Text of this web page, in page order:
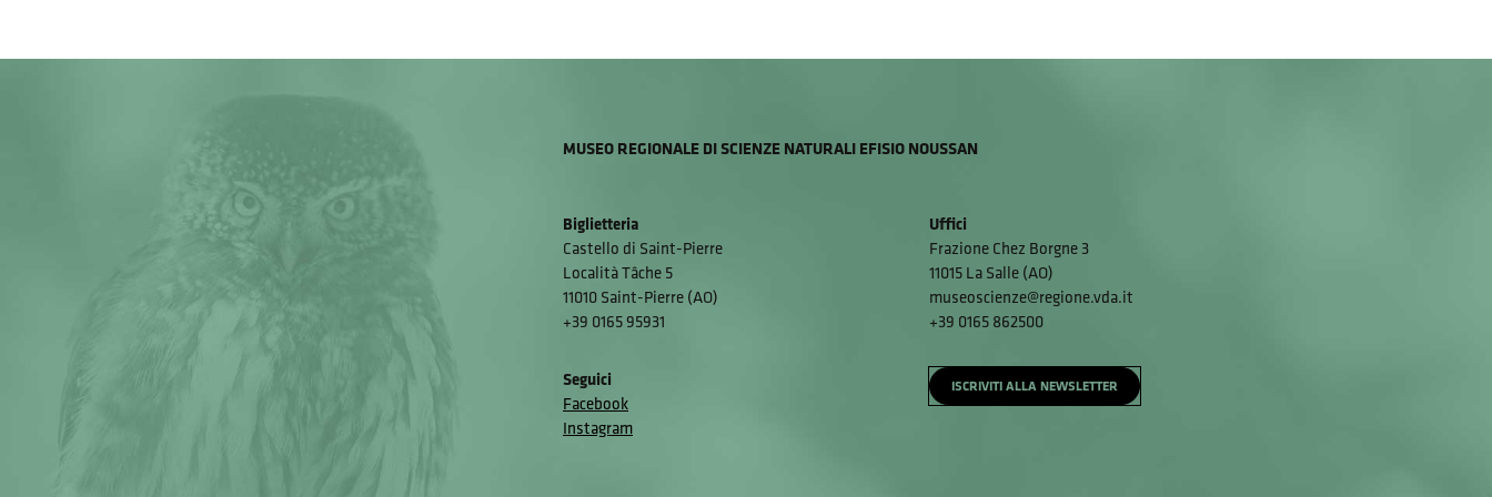
MUSEO REGIONALE DI SCIENZE NATURALI EFISIO NOUSSAN
Biglietteria
Castello di Saint-Pierre
Località Tâche 5
11010 Saint-Pierre (AO)
+39 0165 95931
Uffici
Frazione Chez Borgne 3
11015 La Salle (AO)
museoscienze@regione.vda.it
+39 0165 862500
Seguici
Facebook
Instagram
ISCRIVITI ALLA NEWSLETTER